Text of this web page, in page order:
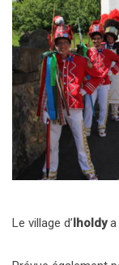
Le village d’Iholdya